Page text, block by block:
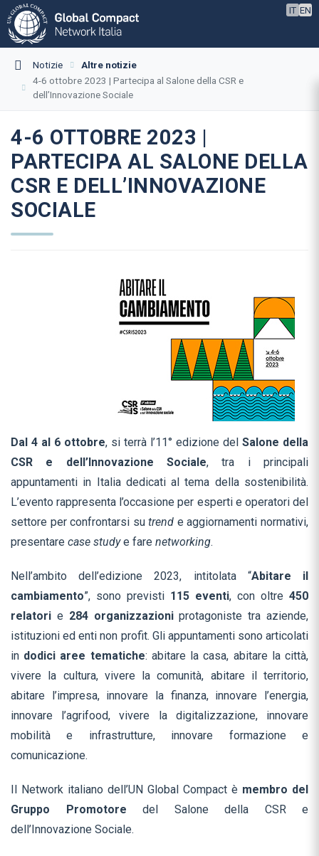
IT EN
Notizie
Altre notizie
4-6 ottobre 2023 | Partecipa al Salone della CSR e
dell’Innovazione Sociale
4-6 OTTOBRE 2023 |
PARTECIPA AL SALONE DELLA
CSR E DELL’INNOVAZIONE
SOCIALE
Dal 4 al 6 ottobre, si terrà l’11° edizione del Salone della
CSR e dell’Innovazione Sociale, tra i principali
appuntamenti in Italia dedicati al tema della sostenibilità.
L’evento rappresenta l’occasione per esperti e operatori del
settore per confrontarsi sutrend e aggiornamenti normativi,
presentare case studye fare networking.
Nell’ambito dell’edizione 2023, intitolata “Abitare il
cambiamento”, sono previsti 115 eventi, con oltre 450
relatori e 284 organizzazioniprotagoniste tra aziende,
istituzioni ed enti non profit. Gli appuntamenti sono articolati
in dodici aree tematiche: abitare la casa, abitare la città,
vivere la cultura, vivere la comunità, abitare il territorio,
abitare l’impresa, innovare la finanza, innovare l’energia,
innovare l’agrifood, vivere la digitalizzazione, innovare
mobilità e infrastrutture, innovare formazione e
comunicazione.
Il Network italiano dell’UN Global Compact è membro del
Gruppo Promotore del Salone della CSR e
dell’Innovazione Sociale.